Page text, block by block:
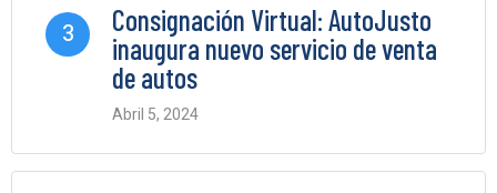
3
Consignación Virtual: AutoJusto
inaugura nuevo servicio de venta
de autos
Abril 5, 2024